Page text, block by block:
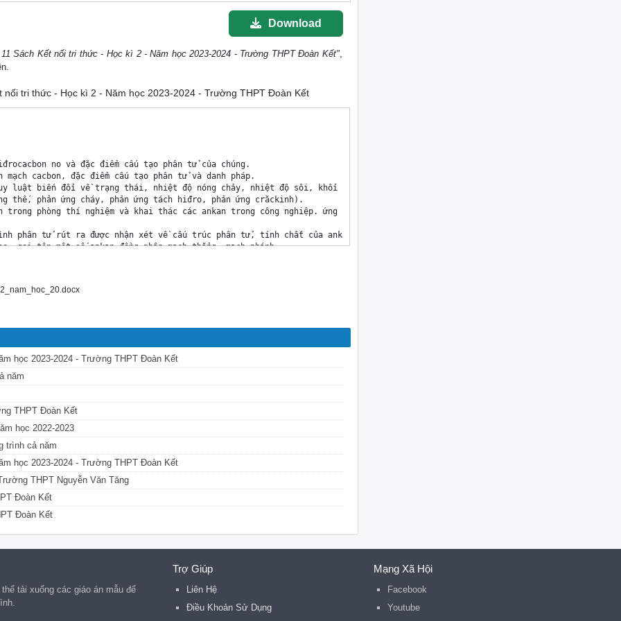
Download
Sách Kết nối tri thức - Học kì 2 - Năm học 2023-2024 - Trường THPT Đoàn Kết",
tri thức - Học kì 2 - Năm học 2023-2024 - Trường THPT Đoàn Kết
học 2023-2024 - Trường THPT Đoàn Kết
năm
THPT Đoàn Kết
học 2022-2023
trình cả năm
học 2023-2024 - Trường THPT Đoàn Kết
THPT Nguyễn Văn Tăng
Đoàn Kết
Đoàn Kết
tải xuống các giáo án mẫu để
Trợ Giúp
Liên Hệ
Điều Khoản Sử Dụng
Mạng Xã Hội
Facebook
Youtube